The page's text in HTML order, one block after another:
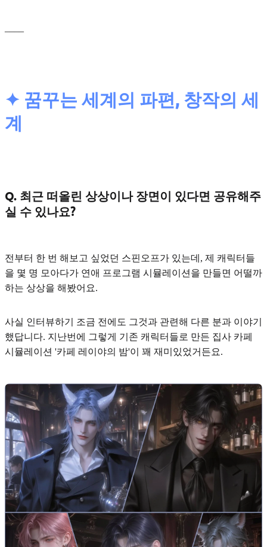
✦ 꿈꾸는 세계의 파편, 창작의 세
계
Q. 최근 떠올린 상상이나 장면이 있다면 공유해주
실 수 있나요?
전부터 한 번 해보고 싶었던 스핀오프가 있는데, 제 캐릭터들
을 몇 명 모아다가 연애 프로그램 시뮬레이션 을 만들면 어떨까
하는 상상을 해봤어요.
사실 인터뷰하기 조금 전에도 그것과 관련해 다른 분과 이야기
했답니다. 지난번에 그렇게 기존 캐릭터들로 만든 집사 카페
시뮬레이션 '카페 레이야의 밤'이 꽤 재미있었거든요.